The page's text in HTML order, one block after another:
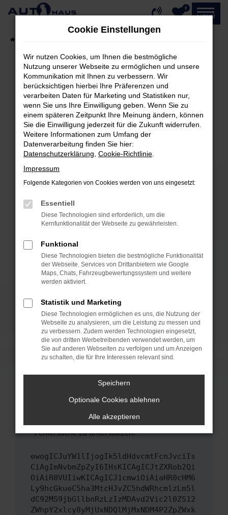
Zum
0
MENÜ
Fehler: Network Error
Beim Laden ist ein Fehler aufgetreten.
Hier sind ein paar Tipps, die dir helfen können:
Überprüfe deine Firewall und deine
Internetverbindung.
Laden andere Webseiten, zum Beispiel deine
Suchmaschine?
Prüfe deine Browsererweiterungen.
können das Laden bestimmter Seiten
verhindern. Funktioniert die Seite in einem
anderen Browser oder in einem privaten
Fenster?
Starte dein Gerät neu.
Das kann manchmal helfen, vorübergehende
Probleme zu beheben.
Betriebssystem auf dem neuesten Stand
sind.
Veraltete Software birgt nicht nur ein
Sicherheitsrisiko, sondern kann auch dazu
führen, dass bestimmte Funktionen nicht mehr
unterstützt werden.
Wende dich an den Webseitenbetreiber.
Wenn du alle oben genannten Schritte versucht
hast, kontaktiere uns bitte. Wir werden
uns diesen Text schicken, um uns bei der
Fehlersuche zu unterstützen:
ewogICJuYW1lIjogIk5ldHdvcmtFcnJvciIs
CiAgImNvbmZpZyI6IHsKICAgICJtZXRob2Qi
OiAiR0VUIiwKICAgICJ1cmwiOiAiaHR0cHM6
Ly9hcGkueC5ha3MtcHJvZC5hdWRhcmlzLm5l
dC92MS9jbGllbnRzLzIzMDAvd2Vic2l0ZS12
ZWhpY2xlcy8yMjUxNDQlMjMxNDM4P2ZpZWxk
Cookie Einstellungen
Wir nutzen Cookies, um Ihnen die bestmögliche
Nutzung unserer Webseite zu ermöglichen und unsere
Kommunikation mit Ihnen zu verbessern. Wir
berücksichtigen hierbei Ihre Präferenzen und
verarbeiten Daten für Marketing und Statistiken nur,
wenn Sie uns Ihre Einwilligung geben. Wenn Sie zu
einem späteren Zeitpunkt Ihre Meinung ändern, können
Sie die Einwilligung jederzeit für die Zukunft widerrufen.
Weitere Informationen zum Umfang der
Datenverarbeitung finden Sie hier:
Datenschutzerklärung Cookie-Richtlinie
Impressum
Folgende Kategorien von Cookies werden von uns eingesetzt:
Essentiell
Diese Technologien sind erforderlich, um die
Kernfunktionalität der Webseite zu gewährleisten.
Funktional
Diese Technologien bieten die bestmögliche Funktionalität
der Webseite. Services von Drittanbietern wie Google
Maps, Chats, Fahrzeugbewertungssystem und weitere
werden aktiviert.
Statistik und Marketing
Diese Technologien ermöglichen es uns, die Nutzung der
Webseite zu analysieren, um die Leistung zu messen und
zu verbessern. Zudem werden Technologien eingesetzt,
die von dritten Werbetreibenden verwendet werden, um
Sie auf anderen Webseiten zu verfolgen und um Anzeigen
zu schalten, die für Ihre Interessen relevant sind.
Speichern
Optionale Cookies ablehnen
Alle akzeptieren